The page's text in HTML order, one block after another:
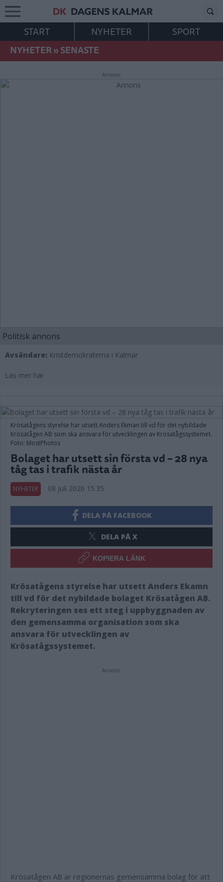
START NYHETER
SPORT
NYHETER»SENASTE
Annons:
Politisk annons
Avsändare: Kristdemokraterna i Kalmar
Läs mer här
Krösatågens styrelse har utsett Anders Ekman till vd för det nybildade
Krösatågen AB som ska ansvara för utvecklingen av Krösatågssystemet.
Foto: MostPhotos
Bolaget har utsett sin första vd – 28 nya
tåg tas i trafik nästa år
NYHETER 08 juli 2026 15.35
DELA PÅ FACEBOOK
DELA PÅ X
KOPIERA LÄNK
Krösatågens styrelse har utsett Anders Ekamn
till vd för det nybildade bolaget Krösatågen AB.
Rekryteringen ses ett steg i uppbyggnaden av
den gemensamma organisation som ska
ansvara för utvecklingen av
Krösatågssystemet.
Annons:
Krösatågen AB är regionernas gemensamma bolag för att